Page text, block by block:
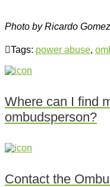
Photo by Ricardo
Tags: power abuse,
Where can I find
ombudsperson?
Contact the